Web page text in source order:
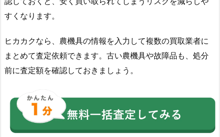
すくなります。
ヒカカクなら、農機具の情報を入力して複数の買取業者に
まとめて査定依頼できます。古い農機具や故障品も、処分
前に査定額を確認しておきましょう。